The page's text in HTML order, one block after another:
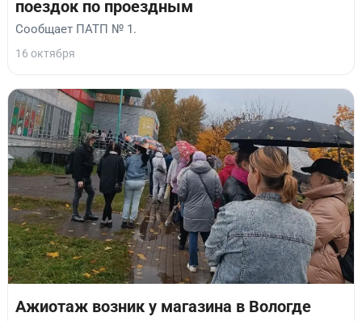
поездок по проездным
Сообщает ПАТП № 1.
16 октября
Ажиотаж возник у магазина в Вологде